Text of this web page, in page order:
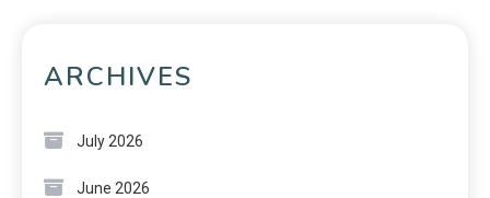
ARCHIVES
July 2026
June 2026